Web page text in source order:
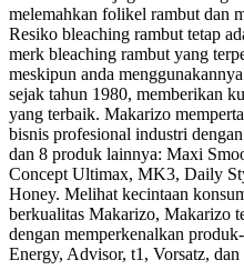
melemahkan folikel rambut dan
Resiko bleaching rambut tetap
merk bleaching rambut yang
meskipun anda
sejak tahun 1980, memberikan
yang terbaik. Makarizo
bisnis profesional industri
dan 8 produk lainnya: Maxi
Concept Ultimax, MK3, Daily
Honey. Melihat kecintaan
berkualitas Makarizo, Makarizo
dengan memperkenalkan
Energy, Advisor, t1, Vorsatz,